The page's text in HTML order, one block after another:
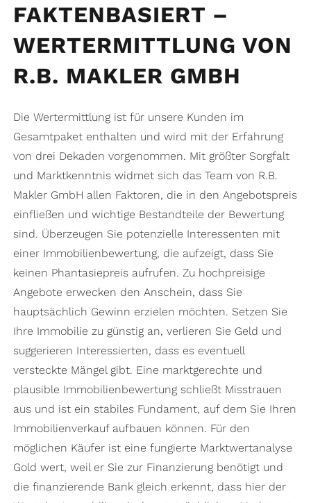
FAKTENBASIERT –
WERTERMITTLUNG VON
R.B. MAKLER GMBH
Die Wertermittlung ist für unsere Kunden im
Gesamtpaket enthalten und wird mit der Erfahrung
von drei Dekaden vorgenommen. Mit größter Sorgfalt
und Marktkenntnis widmet sich das Team von R.B.
Makler GmbH allen Faktoren, die in den Angebotspreis
einfließen und wichtige Bestandteile der Bewertung
sind. Überzeugen Sie potenzielle Interessenten mit
einer Immobilienbewertung, die aufzeigt, dass Sie
keinen Phantasiepreis aufrufen. Zu hochpreisige
Angebote erwecken den Anschein, dass Sie
hauptsächlich Gewinn erzielen möchten. Setzen Sie
Ihre Immobilie zu günstig an, verlieren Sie Geld und
suggerieren Interessierten, dass es eventuell
versteckte Mängel gibt. Eine marktgerechte und
plausible Immobilienbewertung schließt Misstrauen
aus und ist ein stabiles Fundament, auf dem Sie Ihren
Immobilienverkauf aufbauen können. Für den
möglichen Käufer ist eine fungierte Marktwertanalyse
Gold wert, weil er Sie zur Finanzierung benötigt und
die finanzierende Bank gleich erkennt, dass hier der